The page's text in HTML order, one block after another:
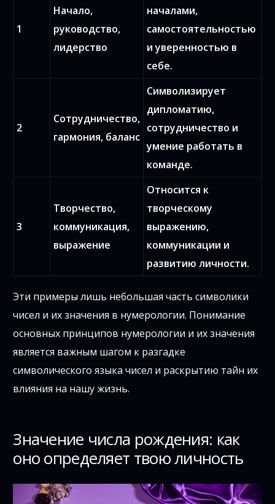
1
Начало,
руководство,
лидерство
началами,
самостоятельностью
и уверенностью в
себе.
2
Сотрудничество,
гармония, баланс
Символизирует
дипломатию,
сотрудничество и
умение работать в
команде.
3
Творчество,
коммуникация,
выражение
Относится к
творческому
выражению,
коммуникации и
развитию личности.
Эти примеры лишь небольшая часть символики
чисел и их значения в нумерологии. Понимание
основных принципов нумерологии и их значения
является важным шагом к разгадке
символического языка чисел и раскрытию тайн их
влияния на нашу жизнь.
Значение числа рождения: как
оно определяет твою личность